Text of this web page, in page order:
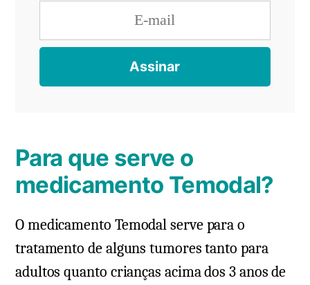
Para que serve o
medicamento Temodal?
O medicamento Temodal serve para o
tratamento de alguns tumores tanto para
adultos quanto crianças acima dos 3 anos de